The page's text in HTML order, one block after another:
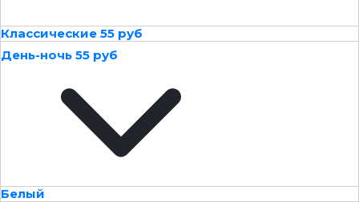
Классические 55 руб
День-ночь 55 руб
Белый